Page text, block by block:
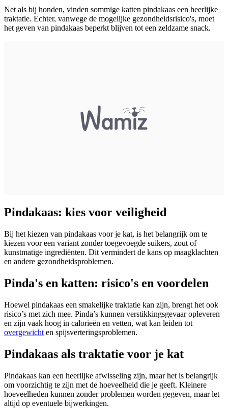
Net als bij honden, vinden sommige katten pindakaas een heerlijke
traktatie. Echter, vanwege de mogelijke gezondheidsrisico's, moet
het geven van pindakaas beperkt blijven tot een zeldzame snack.
Pindakaas: kies voor veiligheid
Bij het kiezen van pindakaas voor je kat, is het belangrijk om te
kiezen voor een variant zonder toegevoegde suikers, zout of
kunstmatige ingrediënten. Dit vermindert de kans op maagklachten
en andere gezondheidsproblemen.
Pinda's en katten: risico's en voordelen
Hoewel pindakaas een smakelijke traktatie kan zijn, brengt het ook
risico’s met zich mee. Pinda’s kunnen verstikkingsgevaar opleveren
en zijn vaak hoog in calorieën en vetten, wat kan leiden tot
overgewicht en spijsverteringsproblemen.
Pindakaas als traktatie voor je kat
Pindakaas kan een heerlijke afwisseling zijn, maar het is belangrijk
om voorzichtig te zijn met de hoeveelheid die je geeft. Kleinere
hoeveelheden kunnen zonder problemen worden gegeven, maar let
altijd op eventuele bijwerkingen.